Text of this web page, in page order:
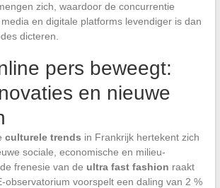
zich, waardoor de concurrentie
en digitale platforms levendiger is dan
dicteren.
pers beweegt:
en nieuwe
culturele trends in Frankrijk hertekent zich
sociale, economische en milieu-
frenesie van de ultra fast fashion raakt
observatorium voorspelt een daling van 2 %